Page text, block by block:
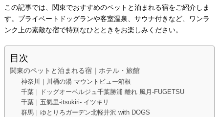
この記事では、関東でおすすめのペットと泊まれる宿をご紹介しま
す。プライベートドッグランや客室温泉、サウナ付きなど、ワンラ
ンク上の素敵な宿で特別なひとときをお楽しみください。
目次
関東のペットと泊まれる宿｜ホテル・旅館
神奈川｜川桶の湯 マウントビュー箱根
千葉｜ドッグオーベルジュ千葉勝浦 離れ 風月-FUGETSU
千葉｜五氣里-itsukiri- イツキリ
群馬｜ゆとりろガーデン北軽井沢 with DOGS